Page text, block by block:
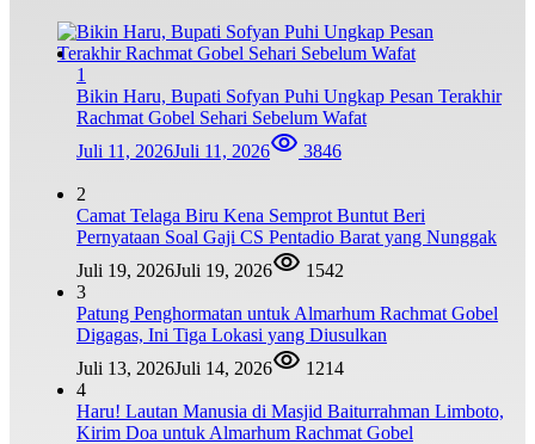
1
Bikin Haru, Bupati Sofyan Puhi Ungkap Pesan Terakhir
Rachmat Gobel Sehari Sebelum Wafat
Juli 11, 2026Juli 11, 2026 3846
2
Camat Telaga Biru Kena Semprot Buntut Beri
Pernyataan Soal Gaji CS Pentadio Barat yang Nunggak
Juli 19, 2026Juli 19, 2026
1542
3
Patung Penghormatan untuk Almarhum Rachmat Gobel
Digagas, Ini Tiga Lokasi yang Diusulkan
Juli 13, 2026Juli 14, 2026
1214
4
Haru! Lautan Manusia di Masjid Baiturrahman Limboto,
Kirim Doa untuk Almarhum Rachmat Gobel